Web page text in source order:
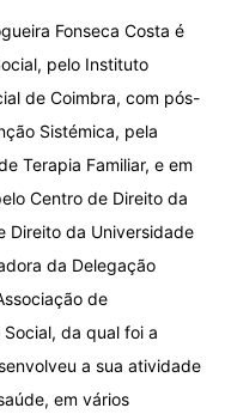
Fonseca Costa é
pelo Instituto
de Coimbra, com pós-
Sistémica, pela
Terapia Familiar, e em
Centro de Direito da
Direito da Universidade
da Delegação
de
da qual foi a
a sua atividade
em vários